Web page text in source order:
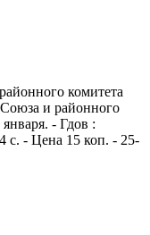
комитета
и районного
- Гдов :
с. - Цена 15 коп. - 25-